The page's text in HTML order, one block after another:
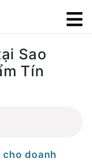
Sao
Tín
doanh